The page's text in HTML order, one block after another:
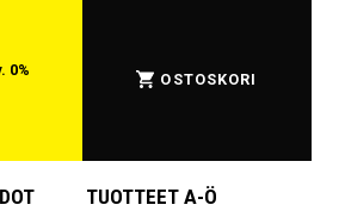
0%
OSTOSKORI
TUOTTEET A-Ö